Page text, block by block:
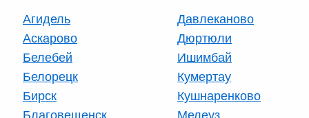
Агидель
Аскарово
Белебей
Белорецк
Бирск
Благовещенск
Давлеканово
Дюртюли
Ишимбай
Кумертау
Кушнаренково
Мелеуз